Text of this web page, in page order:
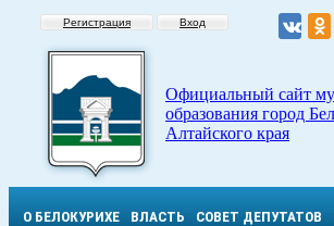
Регистрация Вход
Официальный сайт
образования город
Алтайского края
О БЕЛОКУРИХЕ ВЛАСТЬ СОВЕТ ДЕПУТАТОВ